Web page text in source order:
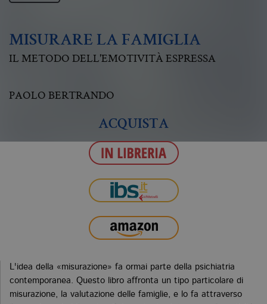
MISURARE LA FAMIGLIA
IL METODO DELL'EMOTIVITÀ ESPRESSA
PAOLO BERTRANDO
ACQUISTA
L'idea della «misurazione» fa ormai parte della psichiatria
contemporanea. Questo libro affronta un tipo particolare di
misurazione, la valutazione delle famiglie, e lo fa attraverso